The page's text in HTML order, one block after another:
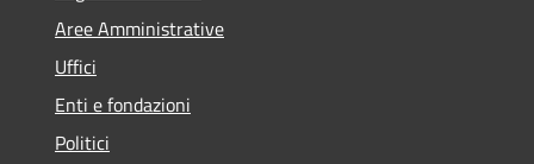
Aree Amministrative
Uffici
Enti e fondazioni
Politici